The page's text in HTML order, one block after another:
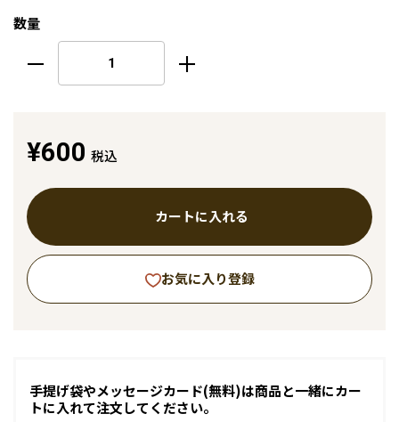
数量
¥600 税込
カートに入れる
お気に入り登録
手提げ袋やメッセージカード(無料)は商品と一緒にカー
トに入れて注文してください。